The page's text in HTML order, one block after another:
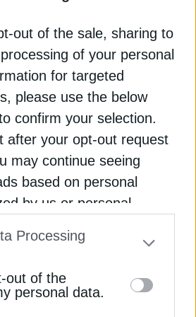
out of the sale, sharing to
of your personal
for targeted
please use the below
confirm your selection.
after your opt-out request
may continue seeing
based on personal
by us or personal
may separately opt-out
parties on the IAB’s list
This
Processing
out of the
personal data.
με καθοδήγηση από
ώστε οι απόφοιτοι να
για τις ανάγκες
Ανάπτυξης
μια συνεχής διαδικασία σε
υπηρεσιακής σταδιοδρομίας
Τα εκπαιδευτικά
τις ανάγκες των
προτεραιότητες της Δημόσιας
στο Newsletter